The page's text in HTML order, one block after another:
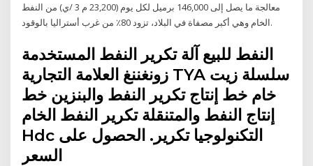
معالجة ما يصل إلى 146,000 برميل لكل يوم (23,200 م 3 /ي) من النفط
الخام وهي أكبر مصفاة في البلاد، تزود 80٪ من غرب أستراليا بالوقود.
النفط للبيع آلة تكرير النفط المستخدمة
زونغننغ العلامة التجارية TYA سلسلة زيت
خام خط إنتاج تكرير النفط والبنزين خط
إنتاج النفط والمتنقلة تكرير النفط الخام
Hdc التكنولوجيا تكرير. الحصول على
السعر